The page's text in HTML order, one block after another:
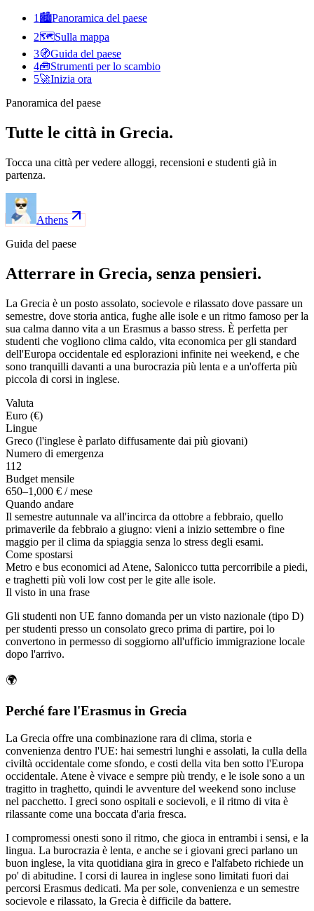
1 🏙️Panoramica del paese
2🗺️Sulla mappa
3🧭Guida del paese
4🧰Strumenti per lo scambio
5🚀Inizia ora
Panoramica del paese
Tutte le città in Grecia.
Tocca una città per vedere alloggi, recensioni e studenti già in
partenza.
Athens
Guida del paese
Atterrare in Grecia, senza pensieri.
La Grecia è un posto assolato, socievole e rilassato dove passare un
semestre, dove storia antica, fughe alle isole e un ritmo famoso per la
sua calma danno vita a un Erasmus a basso stress. È perfetta per
studenti che vogliono clima caldo, vita economica per gli standard
dell'Europa occidentale ed esplorazioni infinite nei weekend, e che
sono tranquilli davanti a una burocrazia più lenta e a un'offerta più
piccola di corsi in inglese.
Valuta
Euro (€)
Lingue
Greco (l'inglese è parlato diffusamente dai più giovani)
Numero di emergenza
112
Budget mensile
650–1,000 € / mese
Quando andare
Il semestre autunnale va all'incirca da ottobre a febbraio, quello
primaverile da febbraio a giugno: vieni a inizio settembre o fine
maggio per il clima da spiaggia senza lo stress degli esami.
Come spostarsi
Metro e bus economici ad Atene, Salonicco tutta percorribile a piedi,
e traghetti più voli low cost per le gite alle isole.
Il visto in una frase
Gli studenti non UE fanno domanda per un visto nazionale (tipo D)
per studenti presso un consolato greco prima di partire, poi lo
convertono in permesso di soggiorno all'ufficio immigrazione locale
dopo l'arrivo.
🌍
Perché fare l'Erasmus in Grecia
La Grecia offre una combinazione rara di clima, storia e
convenienza dentro l'UE: hai semestri lunghi e assolati, la culla della
civiltà occidentale come sfondo, e costi della vita ben sotto l'Europa
occidentale. Atene è vivace e sempre più trendy, e le isole sono a un
tragitto in traghetto, quindi le avventure del weekend sono incluse
nel pacchetto. I greci sono ospitali e socievoli, e il ritmo di vita è
rilassante come una boccata d'aria fresca.
I compromessi onesti sono il ritmo, che gioca in entrambi i sensi, e la
lingua. La burocrazia è lenta, e anche se i giovani greci parlano un
buon inglese, la vita quotidiana gira in greco e l'alfabeto richiede un
po' di abitudine. I corsi di laurea in inglese sono limitati fuori dai
percorsi Erasmus dedicati. Ma per sole, convenienza e un semestre
socievole e rilassato, la Grecia è difficile da battere.